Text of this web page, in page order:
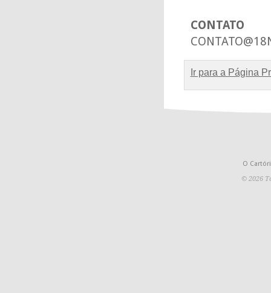
CONTATO
Ir para a Página
O
© 2026